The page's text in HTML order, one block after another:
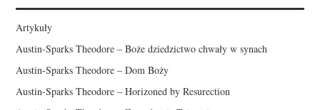
Artykuły
Austin-Sparks Theodore – Boże dziedzictwo chwały w synach
Austin-Sparks Theodore – Dom Boży
Austin-Sparks Theodore – Horizoned by Resurection